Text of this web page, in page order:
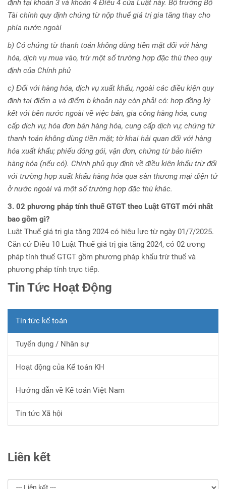
định tại khoản 3 và khoản 4 Điều 4 của Luật này. Bộ trưởng Bộ
Tài chính quy định chứng từ nộp thuế giá trị gia tăng thay cho
phía nước ngoài
b) Có chứng từ thanh toán không dùng tiền mặt đối với hàng
hóa, dịch vụ mua vào, trừ một số trường hợp đặc thù theo quy
định của Chính phủ
c) Đối với hàng hóa, dịch vụ xuất khẩu, ngoài các điều kiện quy
định tại điểm a và điểm b khoản này còn phải có: hợp đồng ký
kết với bên nước ngoài về việc bán, gia công hàng hóa, cung
cấp dịch vụ; hóa đơn bán hàng hóa, cung cấp dịch vụ; chứng từ
thanh toán không dùng tiền mặt; tờ khai hải quan đối với hàng
hóa xuất khẩu; phiếu đóng gói, vận đơn, chứng từ bảo hiểm
hàng hóa (nếu có). Chính phủ quy định về điều kiện khấu trừ đối
với trường hợp xuất khẩu hàng hóa qua sàn thương mại điện tử
ở nước ngoài và một số trường hợp đặc thù khác.
3. 02 phương pháp tính thuế GTGT theo Luật GTGT mới nhất
bao gồm gì?
Luật Thuế giá trị gia tăng 2024 có hiệu lực từ ngày 01/7/2025.
Căn cứ Điều 10 Luật Thuế giá trị gia tăng 2024, có 02 ương
pháp tính thuế GTGT gồm phương pháp khấu trừ thuế và
phương pháp tính trực tiếp.
Tin Tức Hoạt Động
Tin tức kế toán
Tuyển dụng / Nhân sự
Hoạt động của Kế toán KH
Hướng dẫn về Kế toán Việt Nam
Tin tức Xã hội
Liên kết